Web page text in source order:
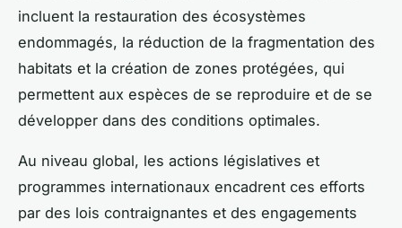
incluent la restauration des écosystèmes
endommagés, la réduction de la fragmentation des
habitats et la création de zones protégées, qui
permettent aux espèces de se reproduire et de se
développer dans des conditions optimales.
Au niveau global, les actions législatives et
programmes internationaux encadrent ces efforts
par des lois contraignantes et des engagements